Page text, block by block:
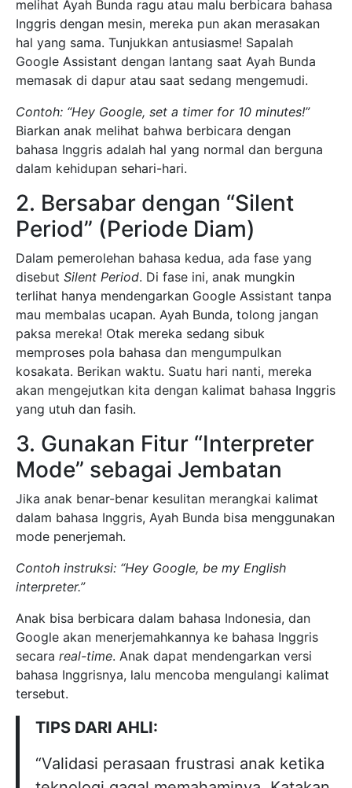
melihat Ayah Bunda ragu atau malu berbicara bahasa
Inggris dengan mesin, mereka pun akan merasakan
hal yang sama. Tunjukkan antusiasme! Sapalah
Google Assistant dengan lantang saat Ayah Bunda
memasak di dapur atau saat sedang mengemudi.
Contoh: “Hey Google, set a timer for 10 minutes!”
Biarkan anak melihat bahwa berbicara dengan
bahasa Inggris adalah hal yang normal dan berguna
dalam kehidupan sehari-hari.
2. Bersabar dengan “Silent
Period” (Periode Diam)
Dalam pemerolehan bahasa kedua, ada fase yang
disebut Silent Period. Di fase ini, anak mungkin
terlihat hanya mendengarkan Google Assistant tanpa
mau membalas ucapan. Ayah Bunda, tolong jangan
paksa mereka! Otak mereka sedang sibuk
memproses pola bahasa dan mengumpulkan
kosakata. Berikan waktu. Suatu hari nanti, mereka
akan mengejutkan kita dengan kalimat bahasa Inggris
yang utuh dan fasih.
3. Gunakan Fitur “Interpreter
Mode” sebagai Jembatan
Jika anak benar-benar kesulitan merangkai kalimat
dalam bahasa Inggris, Ayah Bunda bisa menggunakan
mode penerjemah.
Contoh instruksi: “Hey Google, be my English
interpreter.”
Anak bisa berbicara dalam bahasa Indonesia, dan
Google akan menerjemahkannya ke bahasa Inggris
secara real-time. Anak dapat mendengarkan versi
bahasa Inggrisnya, lalu mencoba mengulangi kalimat
tersebut.
TIPS DARI AHLI:
“Validasi perasaan frustrasi anak ketika